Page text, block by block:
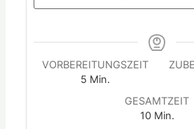
VORBEREITUNGSZEIT
5 Min.
GESAMTZEIT
10 Min.